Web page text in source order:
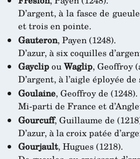
D’argent, à la fasce de
et trois en pointe.
Gauteron, Payen (1248).
D’azur, à six coquilles
GayclipouWaglip, Geoffroy
D’argent, à l’aigle éployée de
Goulaine, Geoffroy de (1248).
Mi-parti de France et
Gourcuff, Guillaume de
D’azur, à la croix patée
Gourjault, Hugues (1218).